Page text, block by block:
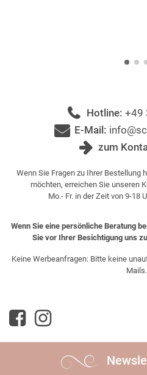
Hotline: +49
E-Mail:
zum
Wenn Sie Fragen zu Ihrer Bestellung
möchten, erreichen Sie unseren
Mo.- Fr. in der Zeit von 9-18
Wenn Sie eine persönliche Beratung
Sie vor Ihrer Besichtigung uns
Keine Werbeanfragen: Bitte keine
Mails.